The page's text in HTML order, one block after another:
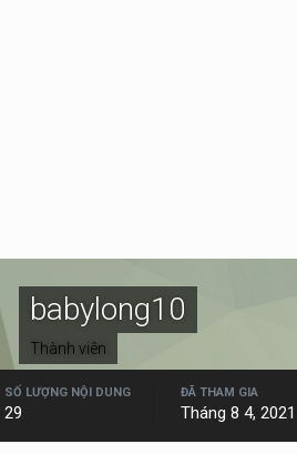
babylong10
Thành viên
SỐ LƯỢNG NỘI DUNG
29
ĐÃ THAM GIA
Tháng 8 4, 2021